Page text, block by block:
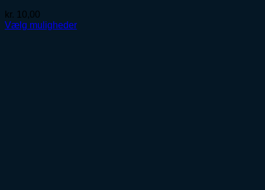
kr. 10,00
Vælg muligheder